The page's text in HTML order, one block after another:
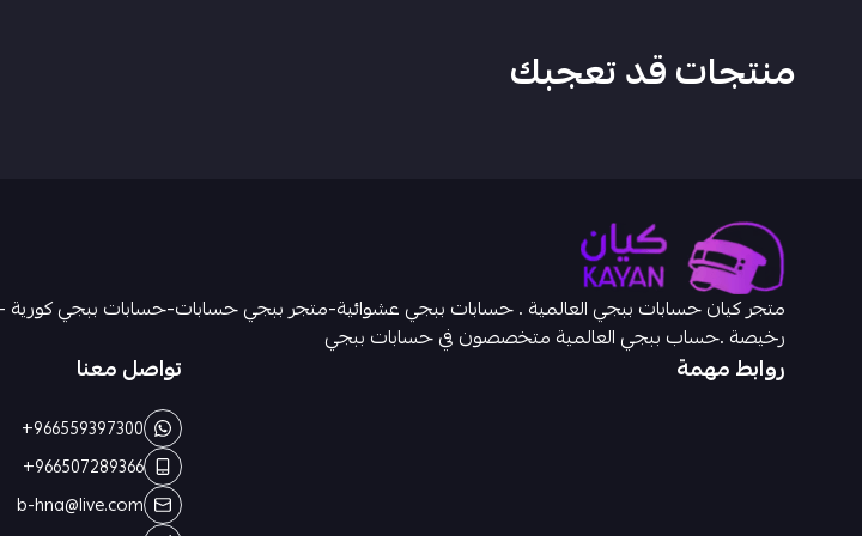
منتجات قد تعجبك
رخيصة .حساب ببجي العالمية متخصصون في حسابات ببجي
روابط مهمة تواصل معنا
+966559397300
+966507289366
b-hna@live.com